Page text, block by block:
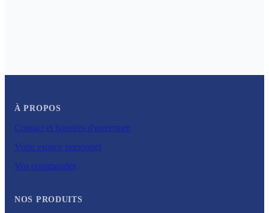
À PROPOS
Contact et horaires d'ouverture
Votre espace personnel
Vos commandes
NOS PRODUITS